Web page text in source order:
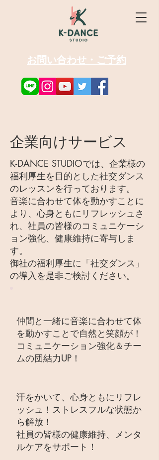
お問い合わせ・ご予約
企業向けサービス
K-DANCE STUDIOでは、企業様の
福利厚生を目的とした社交ダンス
のレッスンを行っております。
音楽に合わせて体を動かすことに
より、心身ともにリフレッシュさ
れ、社員の皆様のコミュニケーシ
ョン強化、健康維持に寄与しま
す。
御社の福利厚生に「社交ダンス」
の導入を是非ご検討ください。
仲間と一緒に音楽に合わせて体
を動かすことで自然と笑顔が！
コミュニケーション強化＆チー
ムの団結力UP！
​汗をかいて、心身ともにリフレ
ッシュ！ストレスフルな状態か
ら解放！
社員の皆様の健康維持、メンタ
ルケアをサポート！